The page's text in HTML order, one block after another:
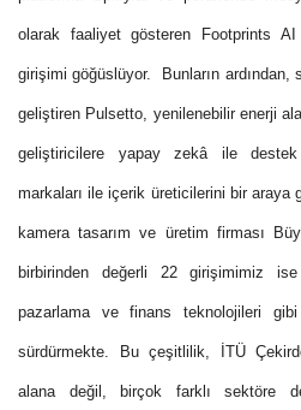
olarak faaliyet gösteren Footprints
girişimi göğüslüyor. Bunların ardından,
geliştiren Pulsetto, yenilenebilir enerji
geliştiricilere yapay zekâ ile
markaları ile içerik üreticilerini bir araya
kamera tasarım ve üretim firması
birbirinden değerli 22 girişimimiz
pazarlama ve finans teknolojileri gibi
sürdürmekte. Bu çeşitlilik, İTÜ
alana değil, birçok farklı sektöre